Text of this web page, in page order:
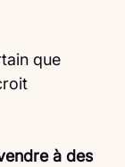
que
à des